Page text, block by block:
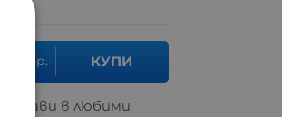
бр. КУПИ
Добави в любими